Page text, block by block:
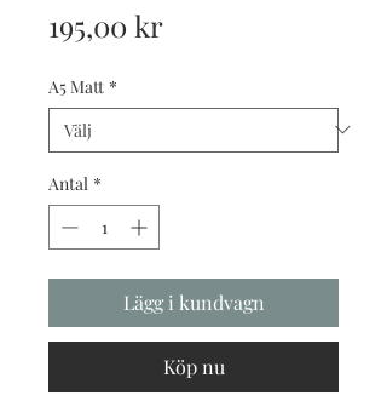
195,00 krPris
A5 Matt *
Antal *
Lägg i kundvagn
Köp nu